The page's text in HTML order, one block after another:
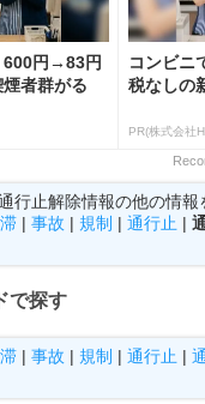
600円→83円
者群がる
コンビニ
税なしの
PR(株式会社
行止解除情報の他の情報
| 事故 | 規制 | 通行止 |
で探す
| 事故 | 規制 | 通行止 |